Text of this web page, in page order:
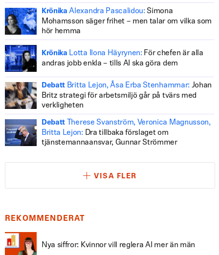
Krönika Alexandra Pascalidou: Simona
Mohamsson säger frihet – men talar om vilka som
hör hemma
Krönika Lotta Ilona Häyrynen: För chefen är alla
andras jobb enkla – tills AI ska göra dem
Debatt Britta Lejon, Åsa Erba Stenhammar: Johan
Britz strategi för arbetsmiljö går på tvärs med
verkligheten
Debatt
Therese Svanström, Veronica Magnusson,
Britta Lejon: Dra tillbaka förslaget om
tjänstemannaansvar, Gunnar Strömmer
VISA FLER
REKOMMENDERAT
Nya siffror: Kvinnor vill reglera AI mer än män